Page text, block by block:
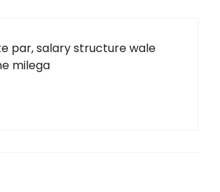
par, salary structure wale
milega